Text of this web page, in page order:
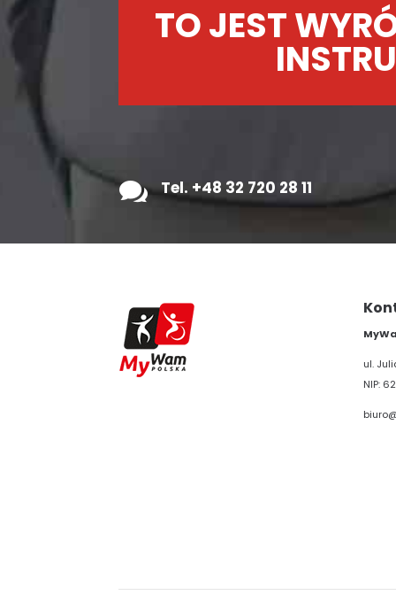
TO JEST
 Tel. +48 32 720 28 11
ul.
NIP: